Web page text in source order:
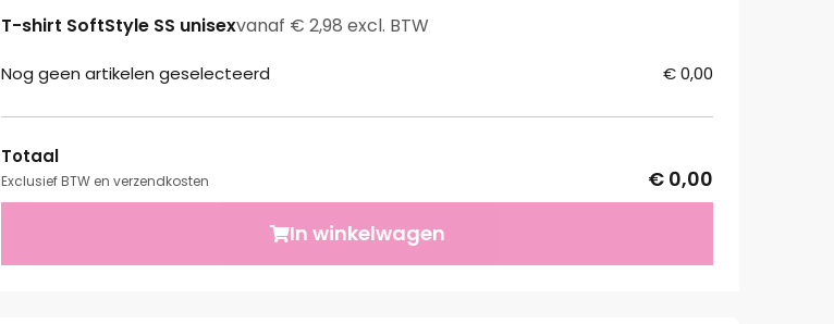
T-shirt SoftStyle SS unisexvanaf € 2,98 excl. BTW
Nog geen artikelen geselecteerd € 0,00
Totaal
Exclusief BTW en verzendkosten
€ 0,00
In winkelwagen